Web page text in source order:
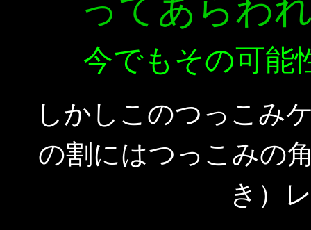
ってあらわ
今でもその可能
しかしこのつっこみ
の割にはつっこみの
き）